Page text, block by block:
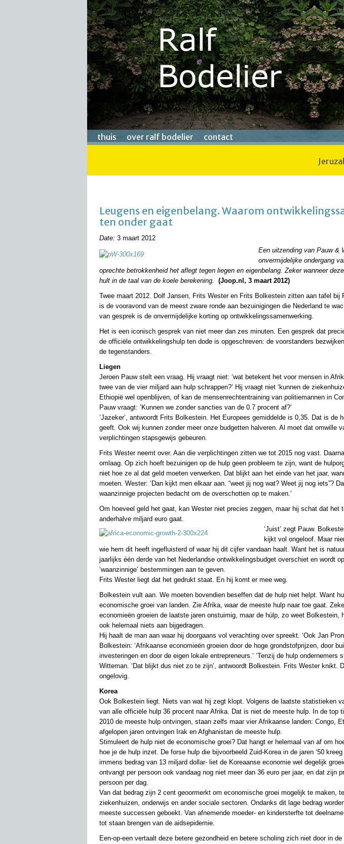
thuis over ralf bodelier contact
Leugens en eigenbelang. Waarom
ten onder gaat
Date: 3 maart 2012
Een uitzending van Pauw &
onvermijdelijke ondergang
oprechte betrokkenheid het aflegt tegen liegen en eigenbelang. Zeker wanneer
hult in de taal van de koele berekening. (Joop.nl, 3 maart 2012)
Twee maart 2012. Dolf Jansen, Frits Wester en Frits Bolkestein zitten aan tafel bij
is de vooravond van de meest zware ronde aan bezuinigingen die Nederland te
van gesprek is de onvermijdelijke korting op ontwikkelingssamenwerking.
Het is een iconisch gesprek van niet meer dan zes minuten. Een gesprek dat
de officiële ontwikkelingshulp ten dode is opgeschreven: de voorstanders
de tegenstanders.
Liegen
Jeroen Pauw stelt een vraag. Hij vraagt niet: ‘wat betekent het voor mensen in
twee van de vier miljard aan hulp schrappen?’ Hij vraagt niet ‘kunnen de
Ethiopië wel openblijven, of kan de mensenrechtentraining van politiemannen in
Pauw vraagt: ‘Kunnen we zonder sancties van de 0.7 procent af?’
‘Jazeker’, antwoordt Frits Bolkestein. Het Europees gemiddelde is 0,35. Dat is de
geeft. Ook wij kunnen zonder meer onze budgetten halveren. Al moet dat omwille
verplichtingen stapsgewijs gebeuren.
Frits Wester neemt over. Aan die verplichtingen zitten we tot 2015 nog vast.
omlaag. Op zich hoeft bezuinigen op de hulp geen probleem te zijn, want de
niet hoe ze al dat geld moeten verwerken. Dat blijkt aan het einde van het jaar,
moeten. Wester: ‘Dan kijkt men elkaar aan. “weet jij nog wat? Weet jij nog iets”?
waanzinnige projecten bedacht om de overschotten op te maken.’
Om hoeveel geld het gaat, kan Wester niet precies zeggen, maar hij schat dat het
anderhalve miljard euro gaat.
‘Juist’ zegt Pauw.
kijkt vol ongeloof. Maar
wie hem dit heeft ingefluisterd of waar hij dit cijfer vandaan haalt. Want het is
jaarlijks één derde van het Nederlandse ontwikkelingsbudget overschiet en wordt
‘waanzinnige’ bestemmingen aan te geven.
Frits Wester liegt dat het gedrukt staat. En hij komt er mee weg.
Bolkestein vult aan. We moeten bovendien beseffen dat de hulp niet helpt. Want
economische groei van landen. Zie Afrika, waar de meeste hulp naar toe gaat.
economieën groeien de laatste jaren onstuimig, maar de húlp, zo weet Bolkestein,
ook helemaal niets aan bijgedragen.
Hij haalt de man aan waar hij doorgaans vol verachting over spreekt. ‘Ook Jan
Bolkestein: ‘Afrikaanse economieën groeien door de hoge grondstofprijzen, door
investeringen en door de eigen lokale entrepreneurs.’ ‘Tenzij de hulp ondernemers
Witteman. ‘Dat blijkt dus niet zo te zijn’, antwoordt Bolkestein. Frits Wester knikt.
ongelovig.
Korea
Ook Bolkestein liegt. Niets van wat hij zegt klopt. Volgens de laatste statistieken
van alle officiële hulp 36 procent naar Afrika. Dat is niet de meeste hulp. In de top
2010 de meeste hulp ontvingen, staan zelfs maar vier Afrikaanse landen: Congo,
afgelopen jaren ontvingen Irak en Afghanistan de meeste hulp.
Stimuleert de hulp niet de economische groei? Dat hangt er helemaal van af om
hoe je de hulp inzet. De forse hulp die bijvoorbeeld Zuid-Korea in de jaren ‘50
immens bedrag van 13 miljard dollar- liet de Koreaanse economie wel degelijk
ontvangt per persoon ook vandaag nog niet meer dan 36 euro per jaar, en dat zijn
persoon per dag.
Van dat bedrag zijn 2 cent geoormerkt om economische groei mogelijk te maken,
ziekenhuizen, onderwijs en ander sociale sectoren. Ondanks dit lage bedrag
meeste successen geboekt. Van afnemende moeder- en kindersterfte tot
tot staan brengen van de aidsepidemie.
Een-op-een vertaalt deze betere gezondheid en betere scholing zich niet door in